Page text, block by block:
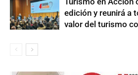
edición y reunirá a
valor del turismo